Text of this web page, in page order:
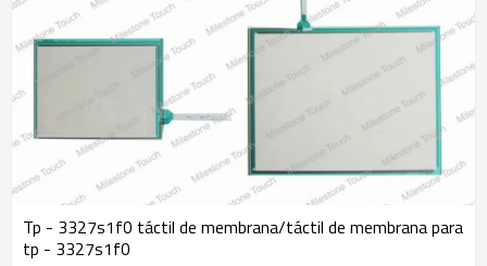
Tp - 3327s1f0 táctil de membrana/táctil de membrana para
tp - 3327s1f0